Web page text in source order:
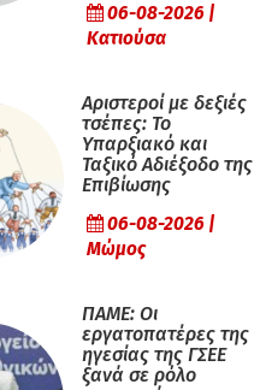
06-08-2026 |
Κατιούσα
Αριστεροί με δεξιές
τσέπες: Το
Υπαρξιακό και
Ταξικό Αδιέξοδο της
Επιβίωσης
06-08-2026 |
Μώμος
ΠΑΜΕ: Οι
εργατοπατέρες της
ηγεσίας της ΓΣΕΕ
ξανά σε ρόλο